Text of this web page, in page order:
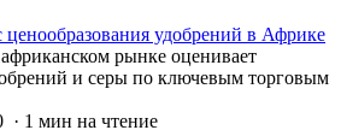
ценообразования удобрений в Африке
рынке оценивает
и серы по ключевым торговым
· 1 мин на чтение